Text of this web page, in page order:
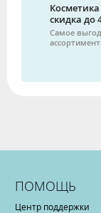
скидка до
Самое
ПОМОЩЬ
Центр поддержки